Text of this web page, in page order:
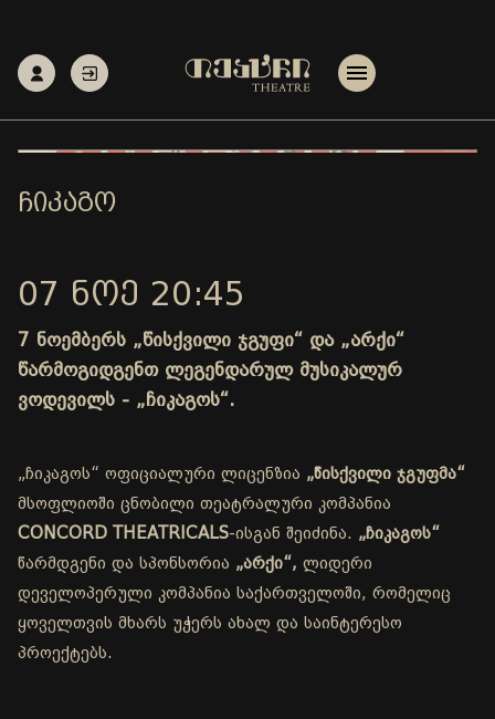
ᲩᲘᲙᲐᲒᲝ
07 ᲜᲝᲔ 20:45
7 ნოემბერს „წისქვილი ჯგუფი“ და „არქი“
წარმოგიდგენთ ლეგენდარულ მუსიკალურ
ვოდევილს - „ჩიკაგოს“.
„ჩიკაგოს“ ოფიციალური ლიცენზია „წისქვილი ჯგუფმა“
მსოფლიოში ცნობილი თეატრალური კომპანია
CONCORD THEATRICALS-ისგან შეიძინა. „ჩიკაგოს“
წარმდგენი და სპონსორია „არქი“, ლიდერი
დეველოპერული კომპანია საქართველოში, რომელიც
ყოველთვის მხარს უჭერს ახალ და საინტერესო
პროექტებს.